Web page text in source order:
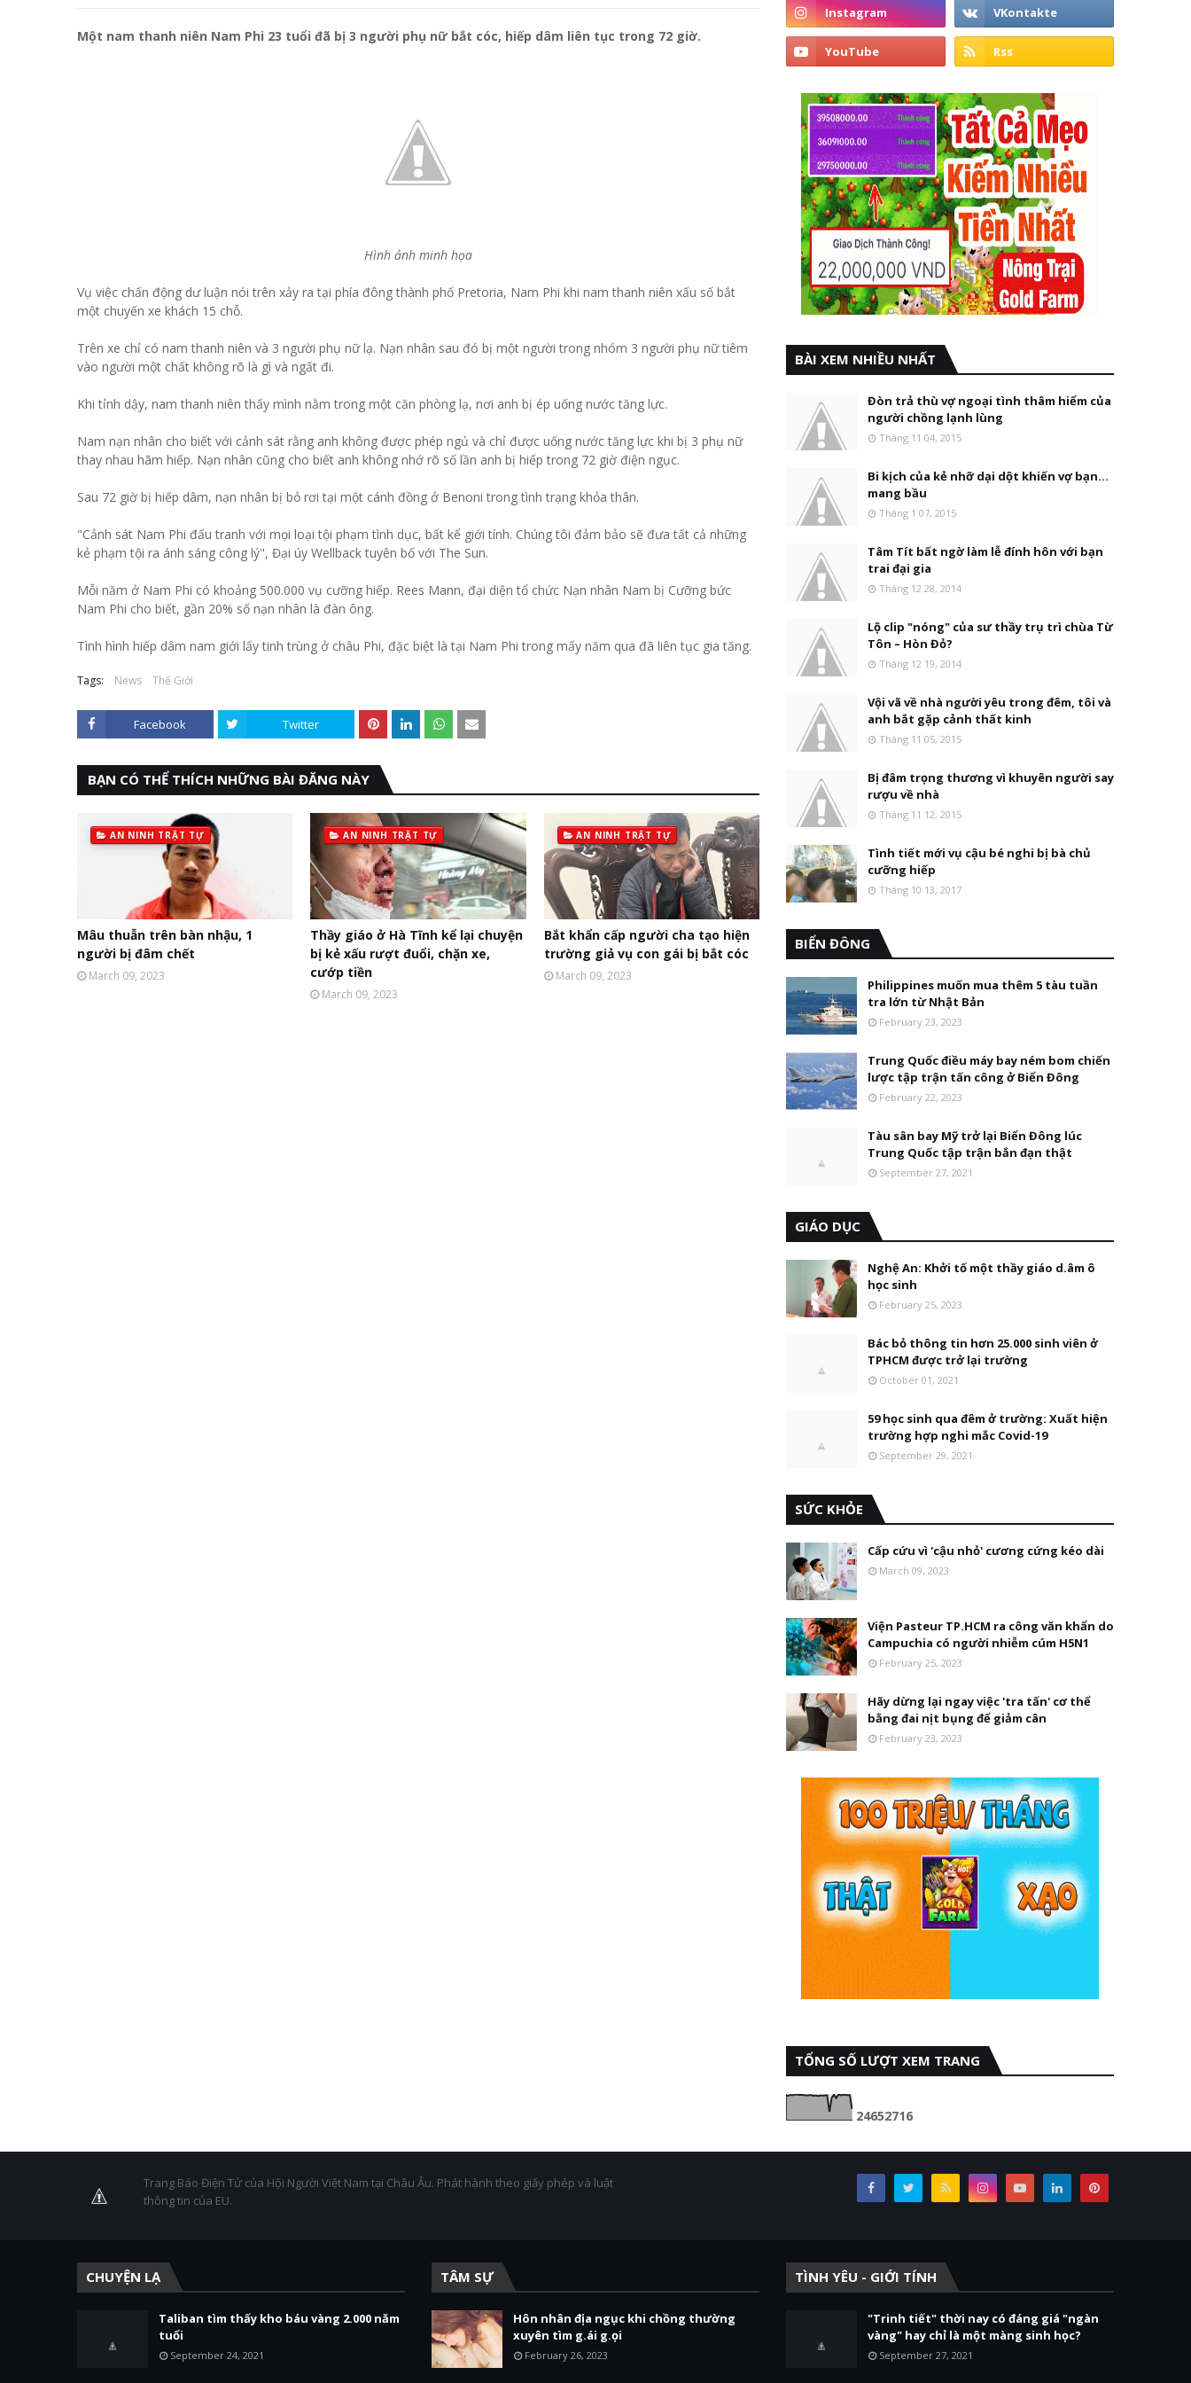
Một nam thanh niên Nam Phi 23 tuổi đã bị 3 người phụ nữ bắt cóc, hiếp dâm liên tục trong 72 giờ.
Hình ảnh minh họa
Vụ việc chấn động dư luận nói trên xảy ra tại phía đông thành phố Pretoria, Nam Phi khi nam thanh niên xấu số bắt
một chuyến xe khách 15 chỗ.
Trên xe chỉ có nam thanh niên và 3 người phụ nữ lạ. Nạn nhân sau đó bị một người trong nhóm 3 người phụ nữ tiêm
vào người một chất không rõ là gì và ngất đi.
Khi tỉnh dậy, nam thanh niên thấy mình nằm trong một căn phòng lạ, nơi anh bị ép uống nước tăng lực.
Nam nạn nhân cho biết với cảnh sát rằng anh không được phép ngủ và chỉ được uống nước tăng lực khi bị 3 phụ nữ
thay nhau hãm hiếp. Nạn nhân cũng cho biết anh không nhớ rõ số lần anh bị hiếp trong 72 giờ điện ngục.
Sau 72 giờ bị hiếp dâm, nạn nhân bị bỏ rơi tại một cánh đồng ở Benoni trong tình trạng khỏa thân.
"Cảnh sát Nam Phi đấu tranh với mọi loại tội phạm tình dục, bất kể giới tính. Chúng tôi đảm bảo sẽ đưa tất cả những
kẻ phạm tội ra ánh sáng công lý", Đại úy Wellback tuyên bố với The Sun.
Mỗi năm ở Nam Phi có khoảng 500.000 vụ cưỡng hiếp. Rees Mann, đại diện tổ chức Nạn nhân Nam bị Cưỡng bức
Nam Phi cho biết, gần 20% số nạn nhân là đàn ông.
Tình hình hiếp dâm nam giới lấy tinh trùng ở châu Phi, đặc biệt là tại Nam Phi trong mấy năm qua đã liên tục gia tăng.
Tags: News Thế Giới
Facebook Twitter
BẠN CÓ THỂ THÍCH NHỮNG BÀI ĐĂNG NÀY
AN NINH TRẬT TỰ
Mâu thuẫn trên bàn nhậu, 1
người bị đâm chết
March 09, 2023
AN NINH TRẬT TỰ
Thầy giáo ở Hà Tĩnh kể lại chuyện
bị kẻ xấu rượt đuổi, chặn xe,
cướp tiền
March 09, 2023
AN NINH TRẬT TỰ
Bắt khẩn cấp người cha tạo hiện
trường giả vụ con gái bị bắt cóc
March 09, 2023
BÀI XEM NHIỀU NHẤT
Đòn trả thù vợ ngoại tình thâm hiểm của
người chồng lạnh lùng
Tháng 11 04, 2015
Bi kịch của kẻ nhỡ dại dột khiến vợ bạn...
mang bầu
Tháng 1 07, 2015
Tâm Tít bất ngờ làm lễ đính hôn với bạn
trai đại gia
Tháng 12 28, 2014
Lộ clip "nóng" của sư thầy trụ trì chùa Từ
Tôn – Hòn Đỏ?
Tháng 12 19, 2014
Vội vã về nhà người yêu trong đêm, tôi và
anh bắt gặp cảnh thất kinh
Tháng 11 05, 2015
Bị đâm trọng thương vì khuyên người say
rượu về nhà
Tháng 11 12, 2015
Tình tiết mới vụ cậu bé nghi bị bà chủ
cưỡng hiếp
Tháng 10 13, 2017
BIỂN ĐÔNG
Philippines muốn mua thêm 5 tàu tuần
tra lớn từ Nhật Bản
February 23, 2023
Trung Quốc điều máy bay ném bom chiến
lược tập trận tấn công ở Biển Đông
February 22, 2023
Tàu sân bay Mỹ trở lại Biển Đông lúc
Trung Quốc tập trận bắn đạn thật
September 27, 2021
GIÁO DỤC
Nghệ An: Khởi tố một thầy giáo d.âm ô
học sinh
February 25, 2023
Bác bỏ thông tin hơn 25.000 sinh viên ở
TPHCM được trở lại trường
October 01, 2021
59 học sinh qua đêm ở trường: Xuất hiện
trường hợp nghi mắc Covid-19
September 29, 2021
SỨC KHỎE
Cấp cứu vì 'cậu nhỏ' cương cứng kéo dài
March 09, 2023
Viện Pasteur TP.HCM ra công văn khẩn do
Campuchia có người nhiễm cúm H5N1
February 25, 2023
Hãy dừng lại ngay việc 'tra tấn' cơ thể
bằng đai nịt bụng để giảm cân
February 23, 2023
TỔNG SỐ LƯỢT XEM TRANG
24652716
Trang Báo Điện Tử của Hội Người Việt Nam tại Châu Âu. Phát hành theo giấy phép và luật
thông tin của EU.
CHUYỆN LẠ
Taliban tìm thấy kho báu vàng 2.000 năm
tuổi
September 24, 2021
TÂM SỰ
Hôn nhân địa ngục khi chồng thường
xuyên tìm g.ái g.ọi
February 26, 2023
TÌNH YÊU - GIỚI TÍNH
"Trinh tiết" thời nay có đáng giá "ngàn
vàng" hay chỉ là một màng sinh học?
September 27, 2021